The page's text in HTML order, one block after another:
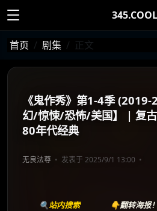
345.COOL
首页 剧集 正文
《鬼作秀》第1-4季
幻/惊悚/恐怖/美国】 | 复
80年代经典
无良法尊 发表于 2025/9/1 13:00
🔍站内搜索 👇翻转海报！